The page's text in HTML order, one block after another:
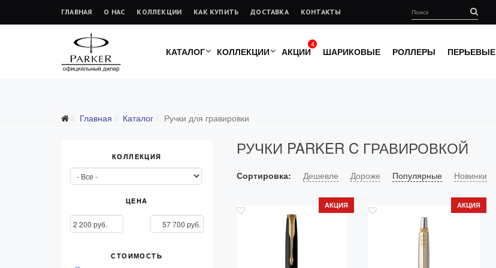
ГЛАВНАЯ О НАС КОЛЛЕКЦИИ КАК КУПИТЬ ДОСТАВКА КОНТАКТЫ
КАТАЛОГ КОЛЛЕКЦИИ
4
АКЦИИ ШАРИКОВЫЕ РОЛЛЕРЫ ПЕРЬЕВЫЕ
Главная Каталог Ручки для гравировки
КОЛЛЕКЦИЯ
ЦЕНА
СТОИМОСТЬ
РУЧКИ PARKER C ГРАВИРОВКОЙ
Сортировка: Дешевле Дороже Популярные Новинки
АКЦИЯ АКЦИЯ
Ежедневники
С золотым пером
Распродажа
Аксессуары
Запчасти
Подарочные сертификаты